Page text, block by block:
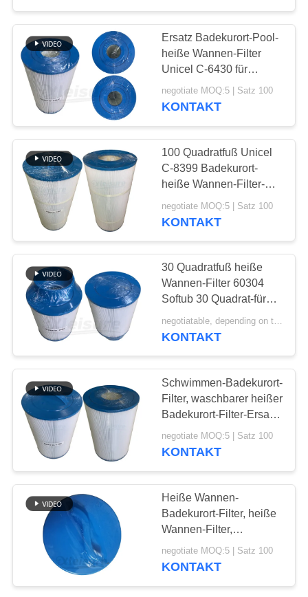
CONTACT
US
REQUEST
QUOTE
SITEMAP
PRIVACY
POLICY
Ersatz Badekurort-Pool-
heiße Wannen-Filter
Unicel C-6430 für
Pleatco PWK30, Filbur
FC-3915, Modelle der
negotiate MOQ:5 | Satz 100
KONTAKT
100 Quadratfuß Unicel
C-8399 Badekurort-
heiße Wannen-Filter-
ersetzt Pleatco
PCD100W Filbur FC-
negotiate MOQ:5 | Satz 100
KONTAKT
30 Quadratfuß heiße
Wannen-Filter 60304
Softub 30 Quadrat-für
Garten-Pool im Freien
negotiatable, depending on the pucharse volume MOQ:100 Stück
KONTAKT
Schwimmen-Badekurort-
Filter, waschbarer heißer
Badekurort-Filter-Ersatz-
Filter, Patrone für die 50
Quadratfuß-Badekurorte
negotiate MOQ:5 | Satz 100
KONTAKT
Heiße Wannen-
Badekurort-Filter, heiße
Wannen-Filter,
Schwimmen-Badekurort-
Filter Unicel 4CH-926
negotiate MOQ:5 | Satz 100
KONTAKT